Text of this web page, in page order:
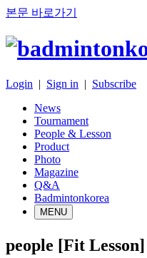
본문 바로가기
Login | Sign in | Subscribe
News
Tournament
People & Lesson
Product
Photo
Magazine
Q&A
Badmintonkorea
MENU
people [Fit